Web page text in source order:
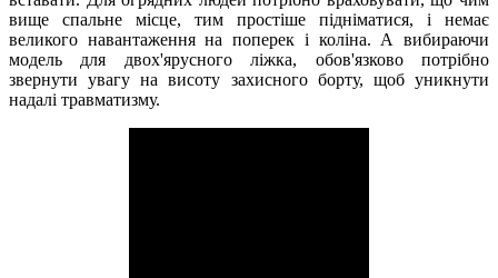
вище спальне місце, тим простіше підніматися, і немає
великого навантаження на поперек і коліна. А вибираючи
модель для двох'ярусного ліжка, обов'язково потрібно
звернути увагу на висоту захисного борту, щоб уникнути
надалі травматизму.